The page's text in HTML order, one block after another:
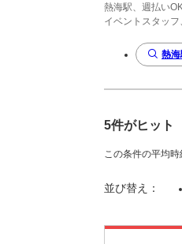
熱海駅、週払い
イベントスタッ
熱
5件がヒット
この条件の平均
並び替え：